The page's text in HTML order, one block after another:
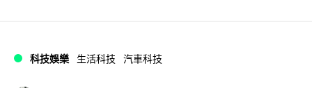
科技娛樂 生活科技 汽車科技